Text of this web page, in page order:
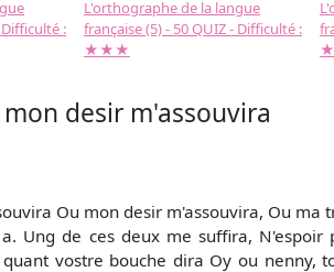
:
L'orthographe de la langue
française (5) - 50 QUIZ - Difficulté :
★★★
mon desir m'assouvira
Ou mon desir m'assouvira, Ou
Ung de ces deux me suffira,
vostre bouche dira Oy ou